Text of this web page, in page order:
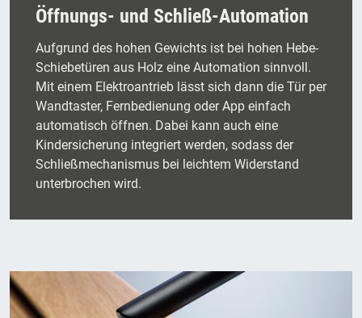
Öffnungs- und Schließ-Automation
Aufgrund des hohen Gewichts ist bei hohen Hebe-
Schiebetüren aus Holz eine Automation sinnvoll.
Mit einem Elektroantrieb lässt sich dann die Tür per
Wandtaster, Fernbedienung oder App einfach
automatisch öffnen. Dabei kann auch eine
Kindersicherung integriert werden, sodass der
Schließmechanismus bei leichtem Widerstand
unterbrochen wird.